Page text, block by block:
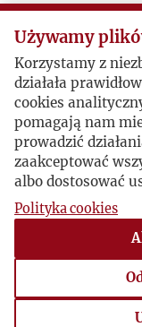
sygnatura:
Pomiana
malarzu
w numerze
Autor
Używamy
Korzystamy z
działała
cookies
pomagają nam
prowadzić
zaakceptować
albo dostosować
Polityka cookies